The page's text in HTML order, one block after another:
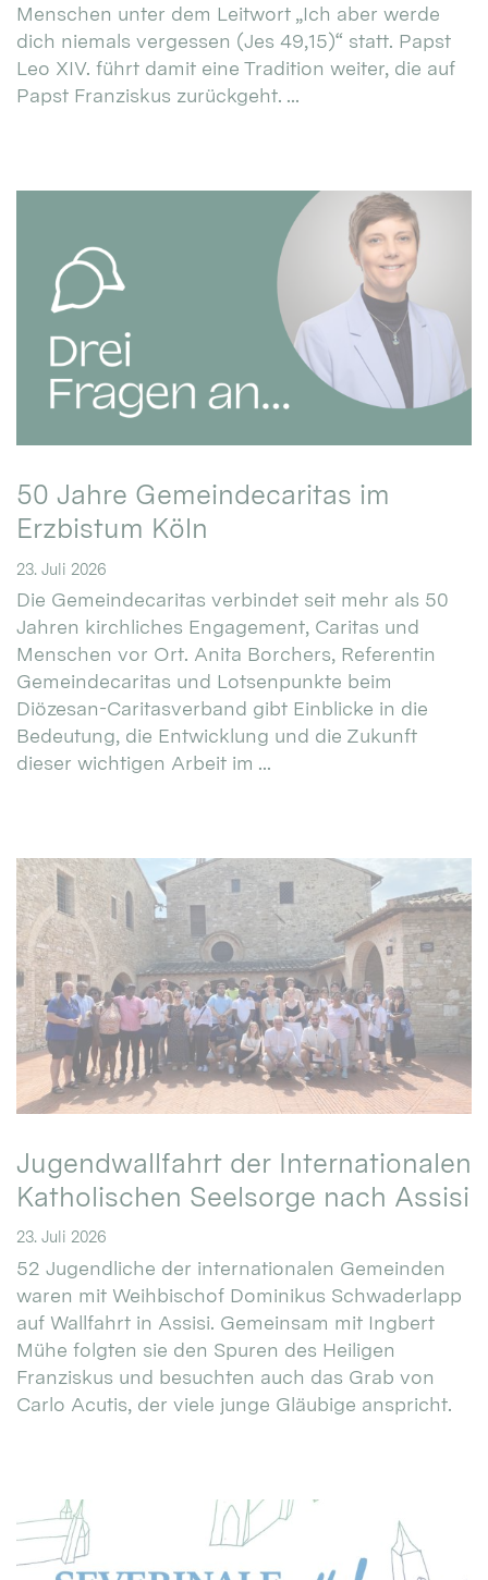
Menschen unter dem Leitwort „Ich aber werde
dich niemals vergessen (Jes 49,15)“ statt. Papst
Leo XIV. führt damit eine Tradition weiter, die auf
Papst Franziskus zurückgeht. ...
50 Jahre Gemeindecaritas im
Erzbistum Köln
23. Juli 2026
Die Gemeindecaritas verbindet seit mehr als 50
Jahren kirchliches Engagement, Caritas und
Menschen vor Ort. Anita Borchers, Referentin
Gemeindecaritas und Lotsenpunkte beim
Diözesan-Caritasverband gibt Einblicke in die
Bedeutung, die Entwicklung und die Zukunft
dieser wichtigen Arbeit im ...
Jugendwallfahrt der Internationalen
Katholischen Seelsorge nach Assisi
23. Juli 2026
52 Jugendliche der internationalen Gemeinden
waren mit Weihbischof Dominikus Schwaderlapp
auf Wallfahrt in Assisi. Gemeinsam mit Ingbert
Mühe folgten sie den Spuren des Heiligen
Franziskus und besuchten auch das Grab von
Carlo Acutis, der viele junge Gläubige anspricht.